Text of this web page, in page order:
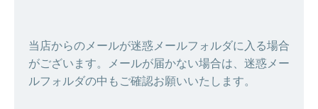
当店からのメールが迷惑メールフォルダに入る場合
がございます。メールが届かない場合は、迷惑メー
ルフォルダの中もご確認お願いいたします。